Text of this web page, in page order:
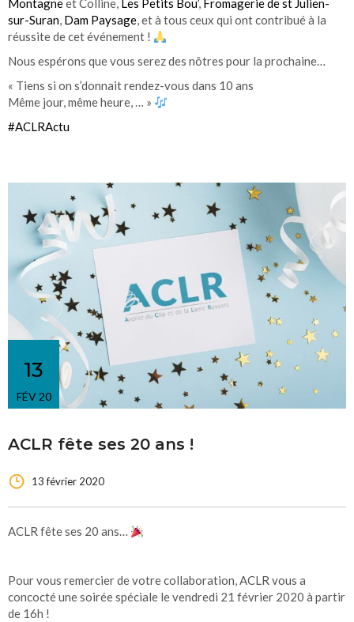
Montagneet Colline, Les Petits Bou’, Fromagerie de st Julien-
sur-Suran, Dam Paysage, et à tous ceux qui ont contribué à la
réussite de cet événement !
Nous espérons que vous serez des nôtres pour la prochaine…
« Tiens si on s’donnait rendez-vous dans 10 ans
Même jour, même heure, … »
#ACLRActu
13
FÉV 20
ACLR fête ses 20 ans !
13 février 2020
ACLR fête ses 20 ans…
Pour vous remercier de votre collaboration, ACLR vous a
concocté une soirée spéciale le vendredi 21 février 2020 à partir
de 16h !